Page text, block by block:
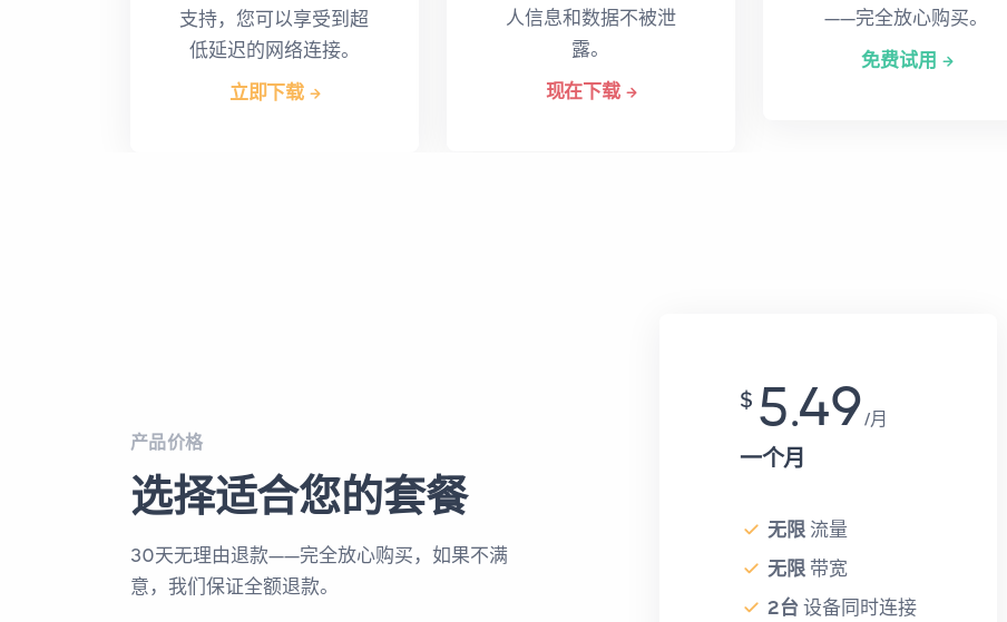
支持，您可以享受到超
低延迟的网络连接。
立即下载
人信息和数据不被泄
露。
现在下载
——完全放心购买。
免费试用
产品价格
选择适合您的套餐
30天无理由退款——完全放心购买，如果不满
意，我们保证全额退款。
$ 5.49 月
一个月
无限 流量
无限 带宽
2台 设备同时连接